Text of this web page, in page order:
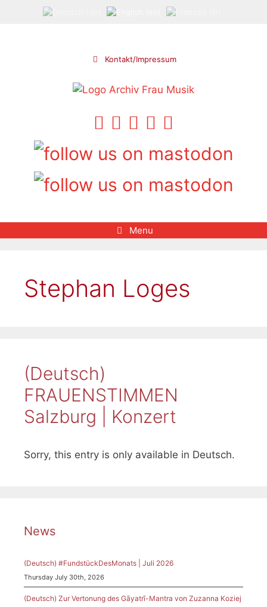
Kontakt/Impressum
Menu
Stephan Loges
(Deutsch)
FRAUENSTIMMEN
Salzburg | Konzert
Sorry, this entry is only available in Deutsch.
News
(Deutsch) #FundstückDesMonats | Juli 2026
Thursday July 30th, 2026
(Deutsch) Zur Vertonung des Gāyatrī-Mantra von Zuzanna Koziej